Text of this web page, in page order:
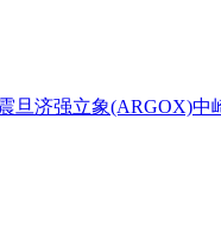
旦济强立象(ARGOX)中